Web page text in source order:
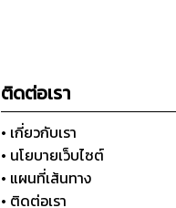
ติดต่อเรา
• เกี่ยวกับเรา
• นโยบายเว็บไซต์
• แผนที่เส้นทาง
• ติดต่อเรา